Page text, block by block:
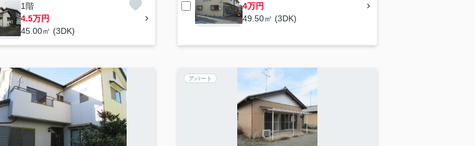
1階
4.5万円
45.00㎡ (3DK)
4万円
49.50㎡ (3DK)
アパート